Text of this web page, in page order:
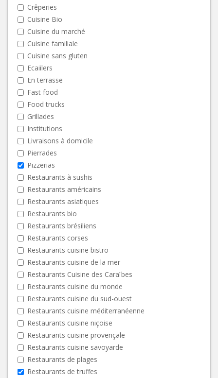
Crêperies
Cuisine Bio
Cuisine du marché
Cuisine familiale
Cuisine sans gluten
Ecaiilers
En terrasse
Fast food
Food trucks
Grillades
Institutions
Livraisons à domicile
Pierrades
Pizzerias
Restaurants à sushis
Restaurants américains
Restaurants asiatiques
Restaurants bio
Restaurants brésiliens
Restaurants corses
Restaurants cuisine bistro
Restaurants cuisine de la mer
Restaurants Cuisine des Caraïbes
Restaurants cuisine du monde
Restaurants cuisine du sud-ouest
Restaurants cuisine méditerranéenne
Restaurants cuisine niçoise
Restaurants cuisine provençale
Restaurants cuisine savoyarde
Restaurants de plages
Restaurants de truffes